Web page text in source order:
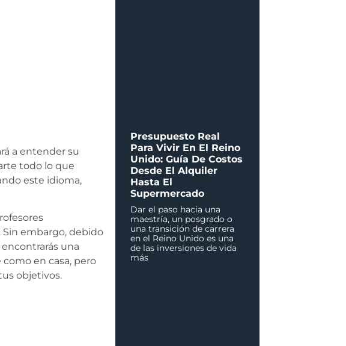
a entender su
todo lo que
este idioma,
. Sin embargo, debido
una
en casa, pero
objetivos.
Presupuesto Real
Para Vivir En El Reino
Unido: Guía De Costos
Desde El Alquiler
Hasta El
Supermercado
Dar el paso hacia una
maestría, un posgrado o
una transición de carrera
en el Reino Unido es una
de las inversiones de vida
más